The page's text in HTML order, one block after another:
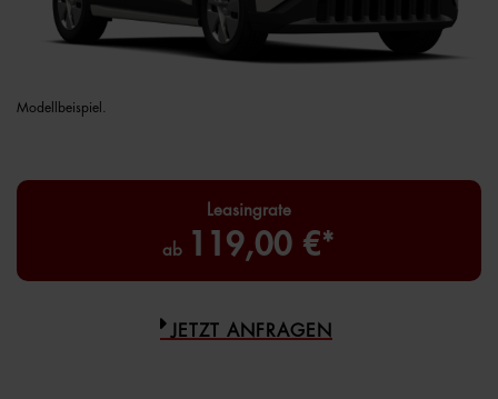
Modellbeispiel.
Leasingrate
ab 119,00 €*
JETZT ANFRAGEN